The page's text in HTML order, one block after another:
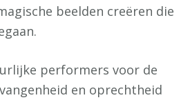
beelden creëren die
performers voor de
en oprechtheid